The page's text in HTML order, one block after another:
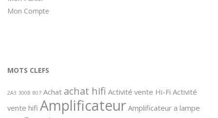
Mon Compte
MOTS CLEFS
2A3 300B 807 Achat achat hifi Activité vente Hi-Fi Activité
vente hifi Amplificateur Amplificateur a lampe